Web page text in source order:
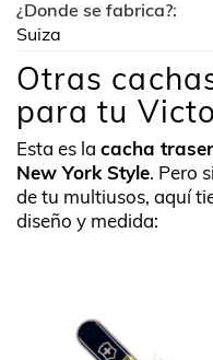
¿Donde se fabrica?:
Suiza
Otras
para tu
Esta es la cacha
New York Style. Pero
de tu multiusos, aquí
diseño y medida: